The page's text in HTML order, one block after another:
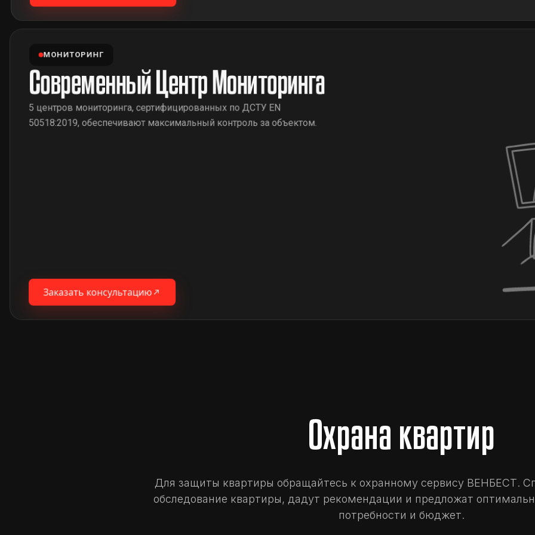
МОНИТОРИНГ
Современный Центр Мониторинга
5 центров мониторинга, сертифицированных по ДСТУ EN
50518:2019, обеспечивают максимальный контроль за объектом.
Заказать консультацию
Охрана квартир
Для защиты квартиры обращайтесь к охранному сервису ВЕНБЕСТ.
обследование квартиры, дадут рекомендации и предложат
потребности и бюджет.